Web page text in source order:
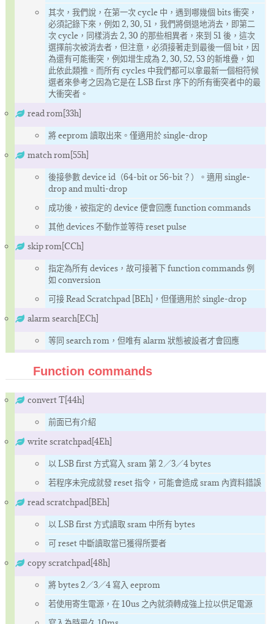
其次，我們說，在第一次 cycle 中，遇到哪幾個 bits 衝突，
必須記錄下來，例如 2, 30, 51，我們將倒退地消去，即第二
次 cycle，同樣消去 2, 30 的那些相異者，來到 51 後，這次
選擇前次被消去者，但注意，必須接著走到最後一個 bit，因
為還有可能衝突，例如增生成為 2, 30, 52, 53 的新堆疊，如
此依此類推。而所有 cycles 中我們都可以拿最新一個相符候
選者來參考之因為它是在 LSB first 序下的所有衝突者中的最
大衝突者。
read rom[33h]
將 eeprom 讀取出來。僅適用於 single-drop
match rom[55h]
後接參數 device id（64-bit or 56-bit？）。適用 single-
drop and multi-drop
成功後，被指定的 device 便會回應 function commands
其他 devices 不動作並等待 reset pulse
skip rom[CCh]
指定為所有 devices，故可接著下 function commands 例
如 conversion
可接 Read Scratchpad [BEh]，但僅適用於 single-drop
alarm search[ECh]
等同 search rom，但唯有 alarm 狀態被設者才會回應
Function commands
convert T[44h]
前面已有介紹
write scratchpad[4Eh]
以 LSB first 方式寫入 sram 第 2／3／4 bytes
若程序未完成就發 reset 指令，可能會造成 sram 內資料錯誤
read scratchpad[BEh]
以 LSB first 方式讀取 sram 中所有 bytes
可 reset 中斷讀取當已獲得所要者
copy scratchpad[48h]
將 bytes 2／3／4 寫入 eeprom
若使用寄生電源，在 10us 之內就須轉成強上拉以供足電源